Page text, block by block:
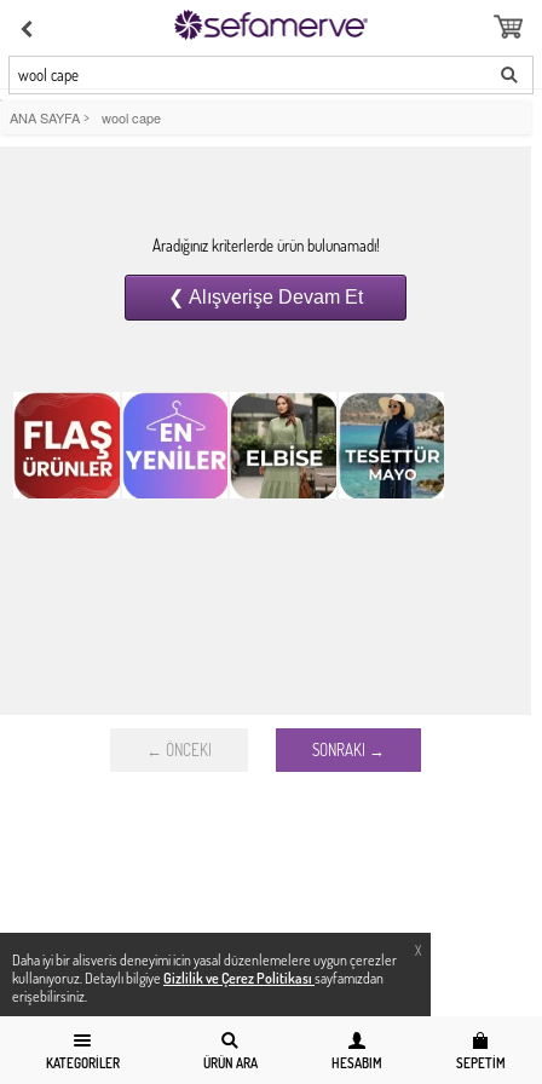
X
Daha iyi bir alisveris deneyimi icin yasal düzenlemelere uygun çerezler
kullanıyoruz. Detaylı bilgiye Gizlilik ve Çerez Politikası sayfamızdan
erişebilirsiniz.
wool cape
KATEGORILER ÜRÜN ARA HESABIM SEPETIM
ANA SAYFA > wool cape
Aradığınız kriterlerde ürün bulunamadı!
← ÖNCEKI SONRAKI →